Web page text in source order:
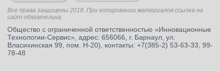
Все права защищены 2018. При копировании материалов ссылка на
сайт обязательна
Общество с ограниченной ответственностью «Инновационные
Технологии-Сервис», адрес: 656066, г. Барнаул, ул.
Власихинская 99, пом. Н-20), контакты: +7(385-2) 53-63-33, 99-
78-48